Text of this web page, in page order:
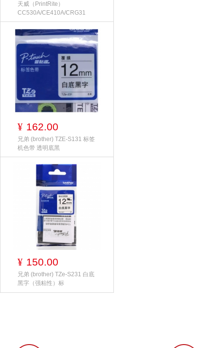
天威（PrintRite）
CC530A/CE410A/CRG31
¥ 162.00
兄弟 (brother) TZE-S131 标签
机色带 透明底黑
¥ 150.00
兄弟 (brother) TZe-S231 白底
黑字（强粘性）标